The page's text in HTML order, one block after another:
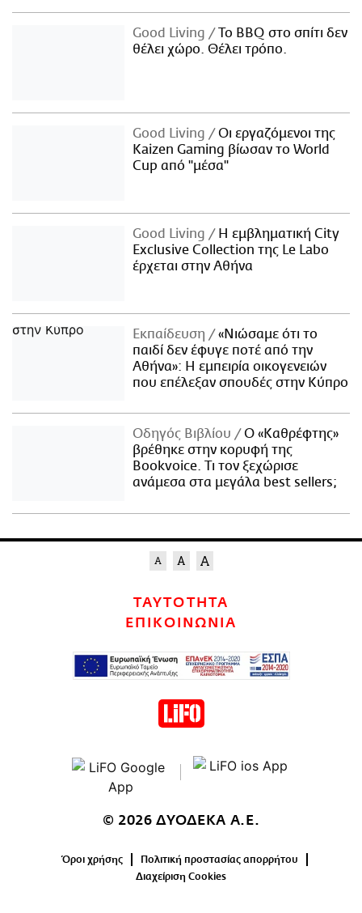
Good Living
Το BBQ στο σπίτι δεν
θέλει χώρο. Θέλει τρόπο.
Good Living
Οι εργαζόμενοι της
Kaizen Gaming βίωσαν το World
Cup από "μέσα"
Good Living
Η εμβληματική City
Exclusive Collection της Le Labo
έρχεται στην Αθήνα
Εκπαίδευση
«Νιώσαμε ότι το
παιδί δεν έφυγε ποτέ από την
Αθήνα»: Η εμπειρία οικογενειών
που επέλεξαν σπουδές στην Κύπρο
Οδηγός Βιβλίου
Ο «Καθρέφτης»
βρέθηκε στην κορυφή της
Bookvoice. Τι τον ξεχώρισε
ανάμεσα στα μεγάλα best sellers;
ΤΑΥΤΟΤΗΤΑ
ΕΠΙΚΟΙΝΩΝΙΑ
© 2026 ΔΥΟΔΕΚΑ Α.Ε.
Όροι χρήσης
Πολιτική προστασίας απορρήτου
Διαχείριση Cookies